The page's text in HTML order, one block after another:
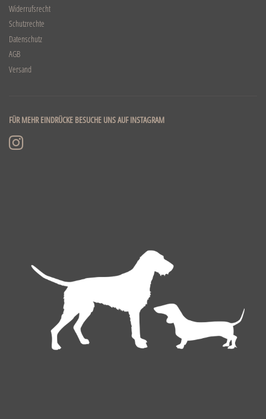
Widerrufsrecht
Schutzrechte
Datenschutz
AGB
Versand
FÜR MEHR EINDRÜCKE BESUCHE UNS AUF INSTAGRAM